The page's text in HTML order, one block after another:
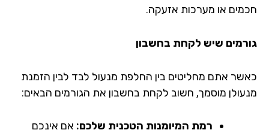
או מערכות אזעקה.
שיש לקחת בחשבון
אתם מחליטים בין החלפת מנעול לבד לבין הזמנת
מוסמך, חשוב לקחת בחשבון את הגורמים הבאים:
רמת המיומנות הטכנית שלכם:אם אינכם